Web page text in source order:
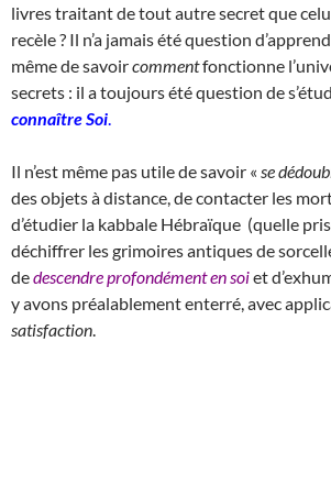
livres traitant de tout autre secret que
recèle ? Il n’a jamais été question
même de savoircommentfonctionne
secrets : il a toujours été question de
connaître Soi
Il n’est même pas utile de savoir « se
des objets à distance, de contacter les
d’étudier la kabbale Hébraïque (quelle
déchiffrer les grimoires antiques de
dedescendre profondément en soiet
y avons préalablement enterré, avec
satisfaction